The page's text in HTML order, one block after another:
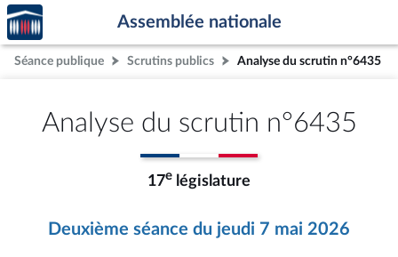
Aller au contenu
Aller en bas de la page
Accèder
à la
page
d'accueil
Assemblée nationale
Séance publique Scrutins publics Analyse du scrutin n°6435
Analyse du scrutin n°6435
17e législature
Deuxième séance du jeudi 7 mai 2026